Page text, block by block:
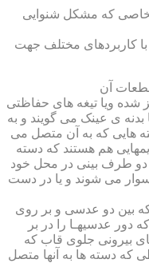
که مشکل شنوایی
با کاربردهای مختلف جهت
آن
ویا تیغه های حفاظتی
ی عینک می گویند و به
هایی که به آن متصل می
هم هستند که دسته
دو طرف بینی در محل خود
می شوند و یا در دست
بین دو عدسی و بر روی
دور عدسیهـا را در بر
بیرونی جلوی قاب که
که دسته ها به آنها متصل